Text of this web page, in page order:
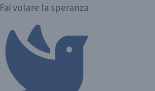
Fai volare la speranza